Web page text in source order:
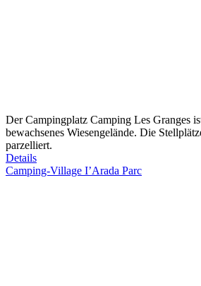
Der Campingplatz Camping Les Granges
bewachsenes Wiesengelände. Die
parzelliert.
Details
Camping-Village I’Arada Parc